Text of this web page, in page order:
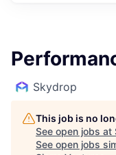
Skydrop
This job is no
See open jobs at
See open jobs